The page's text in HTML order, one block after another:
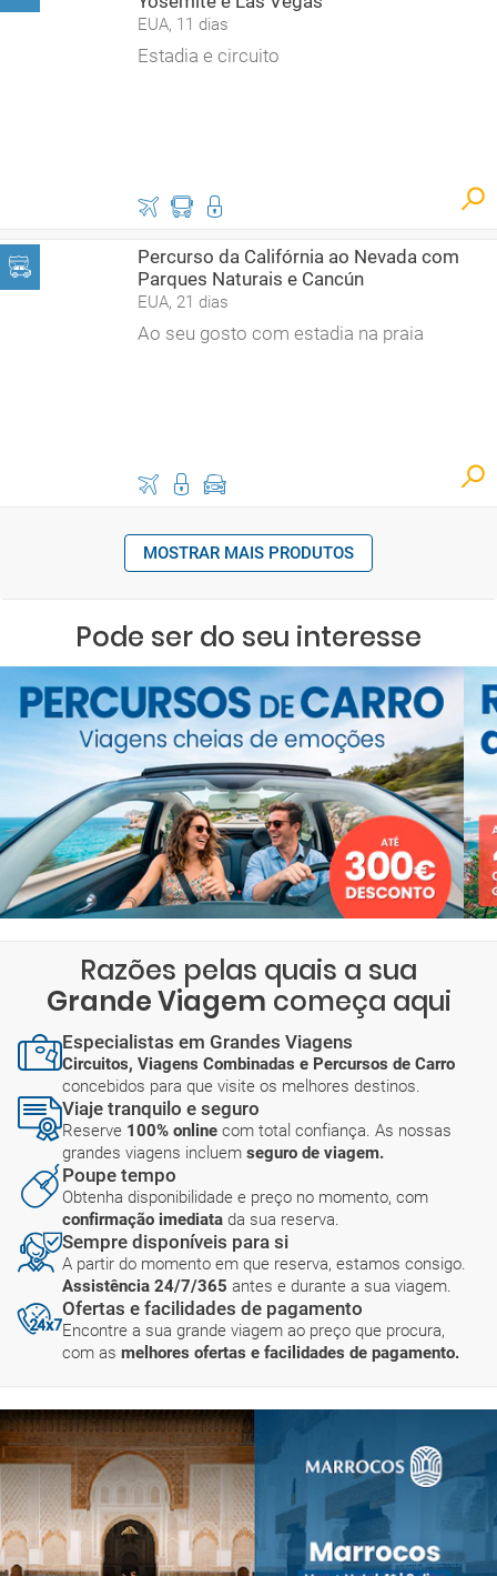
EUA, 11 dias
Estadia e circuito
Percurso da Califórnia ao Nevada com
Parques Naturais e Cancún
EUA, 21 dias
Ao seu gosto com estadia na praia
MOSTRAR MAIS PRODUTOS
Pode ser do seu interesse
Razões pelas quais a sua
Grande Viagem começa aqui
Especialistas em Grandes Viagens
Circuitos, Viagens Combinadas e Percursos de Carro
concebidos para que visite os melhores destinos.
Viaje tranquilo e seguro
Reserve 100% online com total confiança. As nossas
grandes viagens incluem seguro de viagem.
Poupe tempo
Obtenha disponibilidade e preço no momento, com
confirmação imediata da sua reserva.
Sempre disponíveis para si
A partir do momento em que reserva, estamos consigo.
Assistência 24/7/365 antes e durante a sua viagem.
Ofertas e facilidades de pagamento
Encontre a sua grande viagem ao preço que procura,
com as melhores ofertas e facilidades de pagamento.